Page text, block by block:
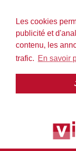
Les cookies
publicité et
contenu, les
trafic. En savoir